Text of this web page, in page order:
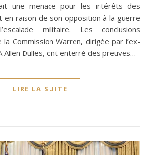
une menace pour les intérêts des
en raison de son opposition à la guerre
militaire. Les conclusions
Commission Warren, dirigée par l’ex-
Allen Dulles, ont enterré des preuves…
LIRE LA SUITE